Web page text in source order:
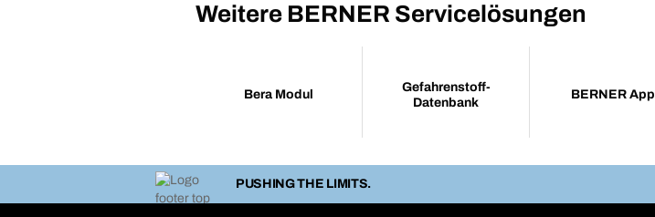
Weitere BERNER Servicelösungen
Bera Modul
Gefahrenstoff-
Datenbank
BERNER App
PUSHING THE LIMITS.